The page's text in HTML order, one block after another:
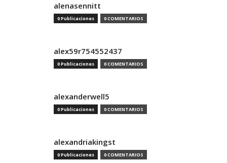
alenasennitt
0 Publicaciones 0 COMENTARIOS
alex59r754552437
0 Publicaciones 0 COMENTARIOS
alexanderwell5
0 Publicaciones 0 COMENTARIOS
alexandriakingst
0 Publicaciones 0 COMENTARIOS